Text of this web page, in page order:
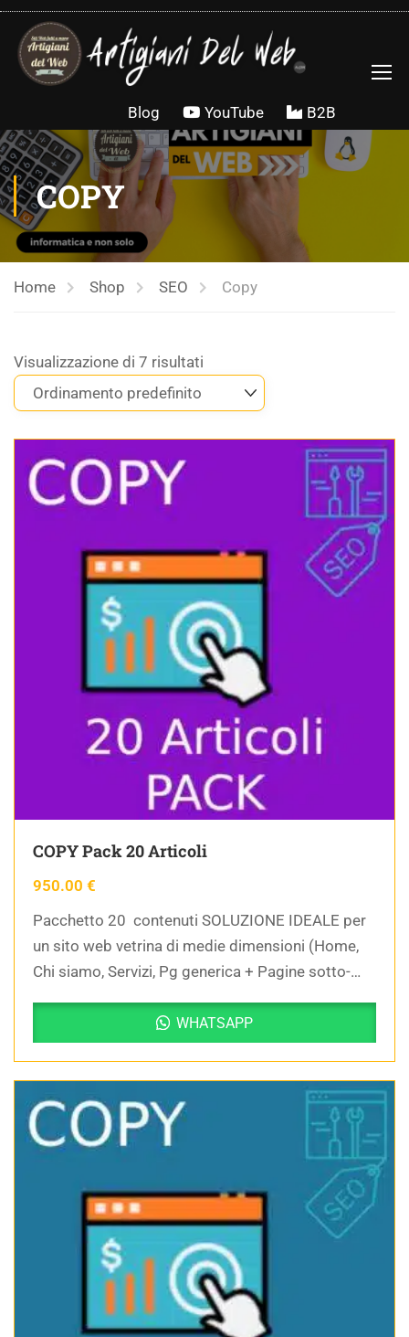
Salta al contenuto
B2B
YouTube
Blog
COPY
Home Shop SEO Copy
Visualizzazione di 7 risultati
COPY Pack 20 Articoli
950.00 €
Pacchetto 20 contenuti SOLUZIONE IDEALE per
un sito web vetrina di medie dimensioni (Home,
Chi siamo, Servizi, Pg generica + Pagine sotto-
WHATSAPP